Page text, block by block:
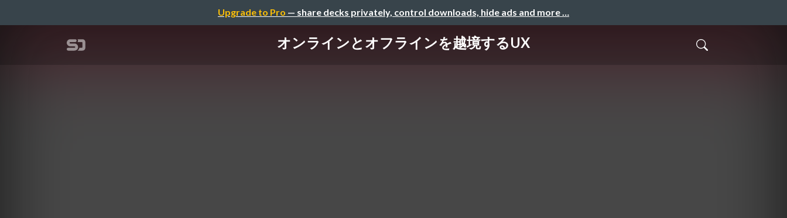
Upgrade to Pro — share decks privately, control downloads, hide ads and more …
オンラインとオフラインを越境するUX